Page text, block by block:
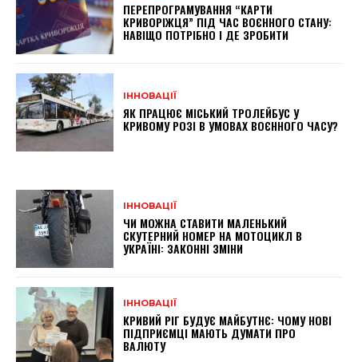
ПЕРЕПРОГРАМУВАННЯ “КАРТИ
КРИВОРІЖЦЯ” ПІД ЧАС ВОЄННОГО СТАНУ:
НАВІЩО ПОТРІБНО І ДЕ ЗРОБИТИ
ІННОВАЦІЇ
ЯК ПРАЦЮЄ МІСЬКИЙ ТРОЛЕЙБУС У
КРИВОМУ РОЗІ В УМОВАХ ВОЄННОГО ЧАСУ?
ІННОВАЦІЇ
ЧИ МОЖНА СТАВИТИ МАЛЕНЬКИЙ
СКУТЕРНИЙ НОМЕР НА МОТОЦИКЛ В
УКРАЇНІ: ЗАКОННІ ЗМІНИ
ІННОВАЦІЇ
КРИВИЙ РІГ БУДУЄ МАЙБУТНЄ: ЧОМУ НОВІ
ПІДПРИЄМЦІ МАЮТЬ ДУМАТИ ПРО
ВАЛЮТУ